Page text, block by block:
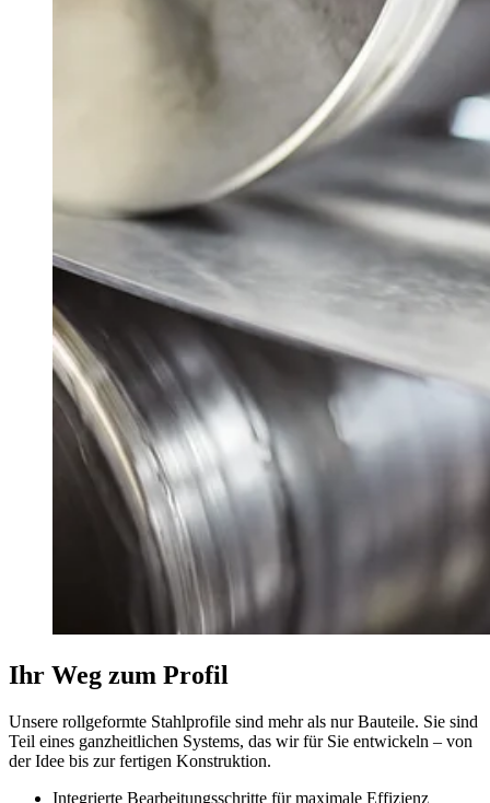
Ihr Weg zum Profil
Unsere rollgeformte Stahlprofile sind mehr als nur Bauteile. Sie sind
Teil eines ganzheitlichen Systems, das wir für Sie entwickeln – von
der Idee bis zur fertigen Konstruktion.
Integrierte Bearbeitungsschritte für maximale Effizienz